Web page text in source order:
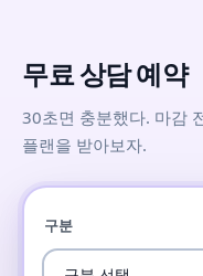
무료 상담 예약
30초면 충분했다. 마감
플랜을 받아보자.
구분